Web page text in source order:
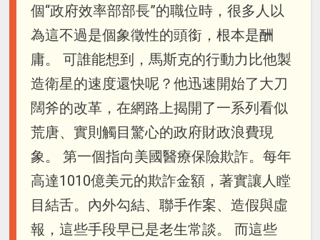
個“政府效率部部長”的職位時，很多人以
為這不過是個象徵性的頭銜，根本是酬
庸。 可誰能想到，馬斯克的行動力比他製
造衛星的速度還快呢？他迅速開始了大刀
闊斧的改革，在網路上揭開了一系列看似
荒唐、實則觸目驚心的政府財政浪費現
象。 第一個指向美國醫療保險欺詐。每年
高達1010億美元的欺詐金額，著實讓人瞠
目結舌。內外勾結、聯手作案、造假與虛
報，這些手段早已是老生常談。 而這些